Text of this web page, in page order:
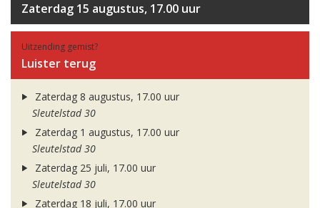
Zaterdag 15 augustus, 17.00 uur
Uitzending gemist?
Luister terug
Zaterdag 8 augustus, 17.00 uur
Sleutelstad 30
Zaterdag 1 augustus, 17.00 uur
Sleutelstad 30
Zaterdag 25 juli, 17.00 uur
Sleutelstad 30
Zaterdag 18 juli, 17.00 uur